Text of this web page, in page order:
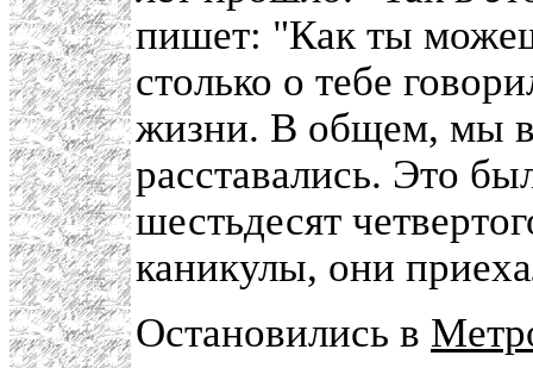
пишет: "Как ты
столько о тебе
жизни. В общем, мы
расставались. Это
шестьдесят
каникулы, они
Остановились в